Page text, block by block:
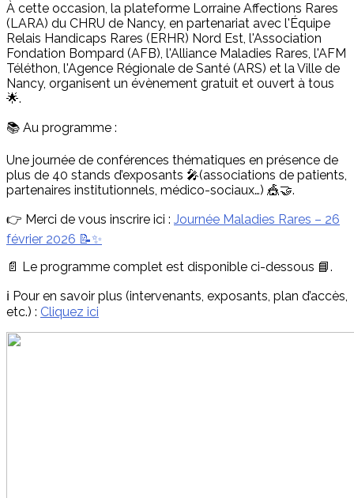
À cette occasion, la plateforme Lorraine Affections Rares
(LARA) du CHRU de Nancy, en partenariat avec l'Équipe
Relais Handicaps Rares (ERHR) Nord Est, l'Association
Fondation Bompard (AFB), l'Alliance Maladies Rares, l'AFM
Téléthon, l'Agence Régionale de Santé (ARS) et la Ville de
Nancy, organisent un évènement gratuit et ouvert à tous
🌟.
📚 Au programme :
Une journée de conférences thématiques en présence de
plus de 40 stands d’exposants 🎤(associations de patients,
partenaires institutionnels, médico-sociaux…) 🎪🤝.
👉 Merci de vous inscrire ici : Journée Maladies Rares – 26
février 2026 📝✨
📄 Le programme complet est disponible ci-dessous 📘.
ℹ️ Pour en savoir plus (intervenants, exposants, plan d’accès,
etc.) : Cliquez ici